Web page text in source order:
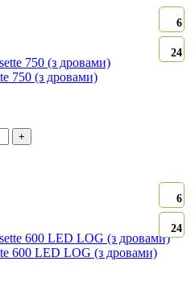
6
24
750 (з дровами)
+
6
24
600 LED LOG (з дровами)